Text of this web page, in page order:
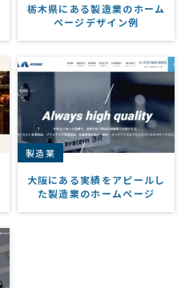
栃木県にある製造業のホーム
ページデザイン例
製造業
大阪にある実績をアピールし
た製造業のホームページ